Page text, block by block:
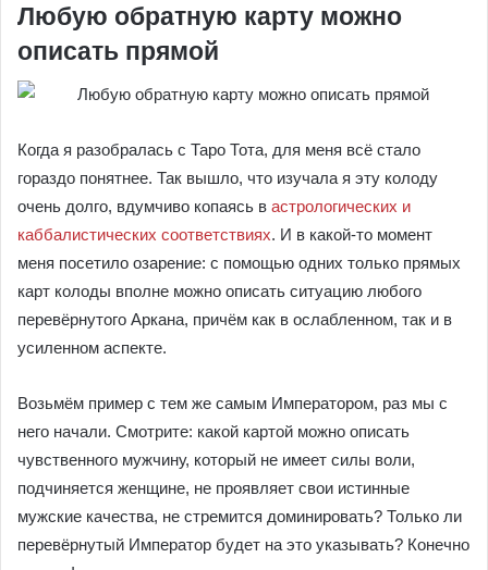
Любую обратную карту можно
описать прямой
Когда я разобралась с Таро Тота, для меня всё стало
гораздо понятнее. Так вышло, что изучала я эту колоду
очень долго, вдумчиво копаясь в астрологических и
каббалистических соответствиях. И в какой-то момент
меня посетило озарение: с помощью одних только прямых
карт колоды вполне можно описать ситуацию любого
перевёрнутого Аркана, причём как в ослабленном, так и в
усиленном аспекте.
Возьмём пример с тем же самым Императором, раз мы с
него начали. Смотрите: какой картой можно описать
чувственного мужчину, который не имеет силы воли,
подчиняется женщине, не проявляет свои истинные
мужские качества, не стремится доминировать? Только ли
перевёрнутый Император будет на это указывать? Конечно